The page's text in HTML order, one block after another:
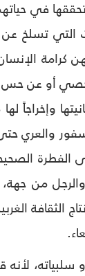
في
التي تسلخ
كرامة
أو عن
وإخراجاً
والعري
من جهة،
لأنه